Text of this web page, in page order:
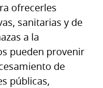
ofrecerles
sanitarias y de
a la
pueden provenir
de
públicas,